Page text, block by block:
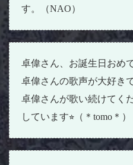
す。（NAO）
卓偉さん、お誕生日おめ
卓偉さんの歌声が大好き
卓偉さんが歌い続けてく
しています⭐︎（＊tomo＊）